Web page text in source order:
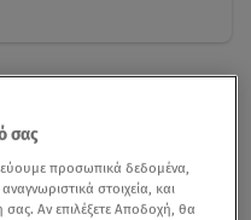
σας
προσωπικά δεδομένα,
στοιχεία, και
Αν επιλέξετε Αποδοχή, θα